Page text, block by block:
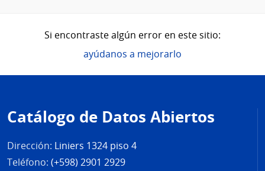
Si encontraste algún error en este sitio:
ayúdanos a mejorarlo
de
página
Catálogo de Datos Abiertos
Dirección: Liniers 1324 piso 4
Teléfono: (+598) 2901 2929